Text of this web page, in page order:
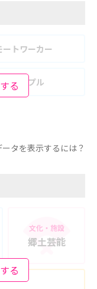
る
ートワーカー
・カップル
タを表示するには？
る
文化・施設
郷土芸能